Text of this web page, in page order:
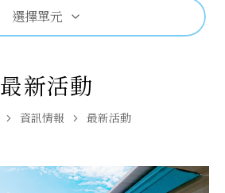
選擇單元
最新活動
資訊情報 最新活動